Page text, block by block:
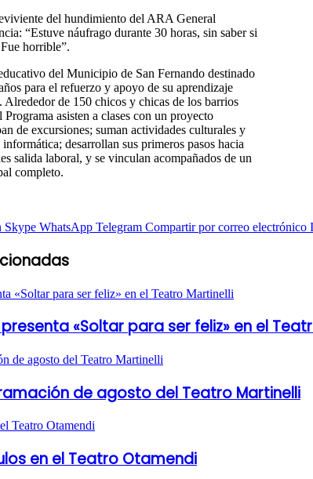
del hundimiento del ARA General
“Estuve náufrago durante 30 horas, sin saber si
horrible”.
del Municipio de San Fernando destinado
para el refuerzo y apoyo de su aprendizaje
Alrededor de 150 chicos y chicas de los barrios
Programa asisten a clases con un proyecto
de excursiones; suman actividades culturales y
desarrollan sus primeros pasos hacia
salida laboral, y se vinculan acompañados de un
completo.
Skype WhatsApp Telegram Compartir por correo electrónico
«Soltar para ser feliz» en el
de agosto del Teatro Martinelli
en el Teatro Otamendi